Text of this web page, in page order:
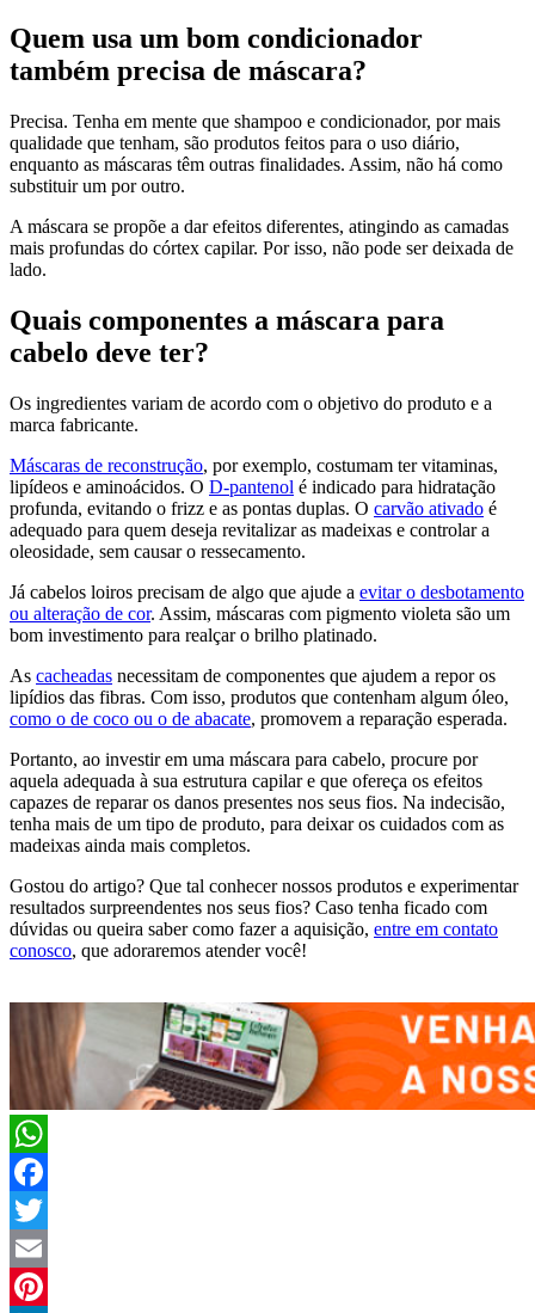
Quem usa um bom condicionador
também precisa de máscara?
Precisa. Tenha em mente que shampoo e condicionador, por mais
qualidade que tenham, são produtos feitos para o uso diário,
enquanto as máscaras têm outras finalidades. Assim, não há como
substituir um por outro.
A máscara se propõe a dar efeitos diferentes, atingindo as camadas
mais profundas do córtex capilar. Por isso, não pode ser deixada de
lado.
Quais componentes a máscara para
cabelo deve ter?
Os ingredientes variam de acordo com o objetivo do produto e a
marca fabricante.
Máscaras de reconstrução, por exemplo, costumam ter vitaminas,
lipídeos e aminoácidos. O D-pantenol é indicado para hidratação
profunda, evitando o frizz e as pontas duplas. O carvão ativado é
adequado para quem deseja revitalizar as madeixas e controlar a
oleosidade, sem causar o ressecamento.
Já cabelos loiros precisam de algo que ajude a evitar o desbotamento
ou alteração de cor. Assim, máscaras com pigmento violeta são um
bom investimento para realçar o brilho platinado.
As cacheadas necessitam de componentes que ajudem a repor os
lipídios das fibras. Com isso, produtos que contenham algum óleo,
como o de coco ou o de abacate, promovem a reparação esperada.
Portanto, ao investir em uma máscara para cabelo, procure por
aquela adequada à sua estrutura capilar e que ofereça os efeitos
capazes de reparar os danos presentes nos seus fios. Na indecisão,
tenha mais de um tipo de produto, para deixar os cuidados com as
madeixas ainda mais completos.
Gostou do artigo? Que tal conhecer nossos produtos e experimentar
resultados surpreendentes nos seus fios? Caso tenha ficado com
dúvidas ou queira saber como fazer a aquisição, entre em contato
conosco, que adoraremos atender você!
WhatsApp
Facebook
Twitter
Email